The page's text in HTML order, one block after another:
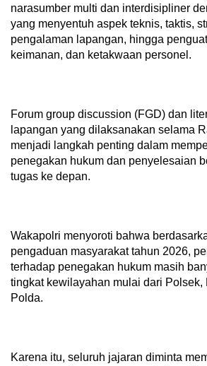
narasumber multi dan interdisipliner
yang menyentuh aspek teknis, taktis,
pengalaman lapangan, hingga
keimanan, dan ketakwaan personel.
Forum group discussion (FGD) dan
lapangan yang dilaksanakan selama
menjadi langkah penting dalam
penegakan hukum dan penyelesaian
tugas ke depan.
Wakapolri menyoroti bahwa
pengaduan masyarakat tahun 2026,
terhadap penegakan hukum masih
tingkat kewilayahan mulai dari Polsek,
Polda.
Karena itu, seluruh jajaran diminta